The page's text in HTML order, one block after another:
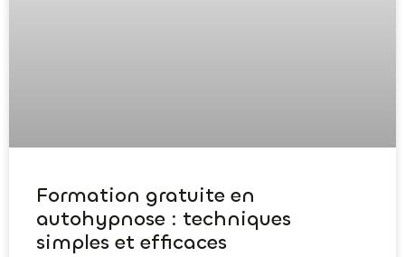
Formation gratuite en
autohypnose : techniques
simples et efficaces